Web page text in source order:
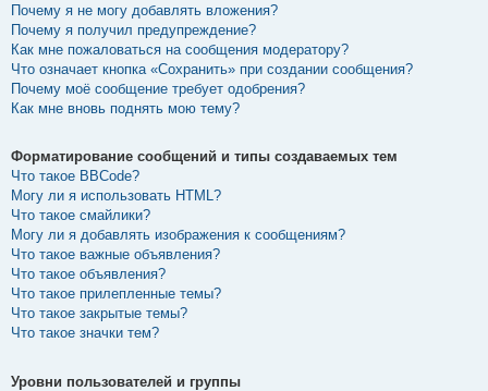
Почему я не могу добавлять вложения?
Почему я получил предупреждение?
Как мне пожаловаться на сообщения модератору?
Что означает кнопка «Сохранить» при создании сообщения?
Почему моё сообщение требует одобрения?
Как мне вновь поднять мою тему?
Форматирование сообщений и типы создаваемых тем
Что такое BBCode?
Могу ли я использовать HTML?
Что такое смайлики?
Могу ли я добавлять изображения к сообщениям?
Что такое важные объявления?
Что такое объявления?
Что такое прилепленные темы?
Что такое закрытые темы?
Что такое значки тем?
Уровни пользователей и группы